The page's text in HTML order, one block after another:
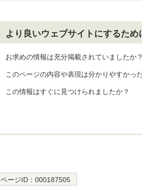
より良いウェブサイトにするた
お求めの情報は充分掲載されていましたか？
このページの内容や表現は分かりやすかっ
この情報はすぐに見つけられましたか？
ページID： 000187505